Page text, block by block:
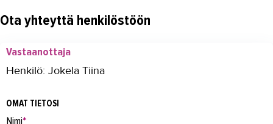
OMA TAKK
Ota yhteyttä henkilöstöön
Vastaanottaja
Henkilö: Jokela Tiina
OMAT TIETOSI
Nimi*